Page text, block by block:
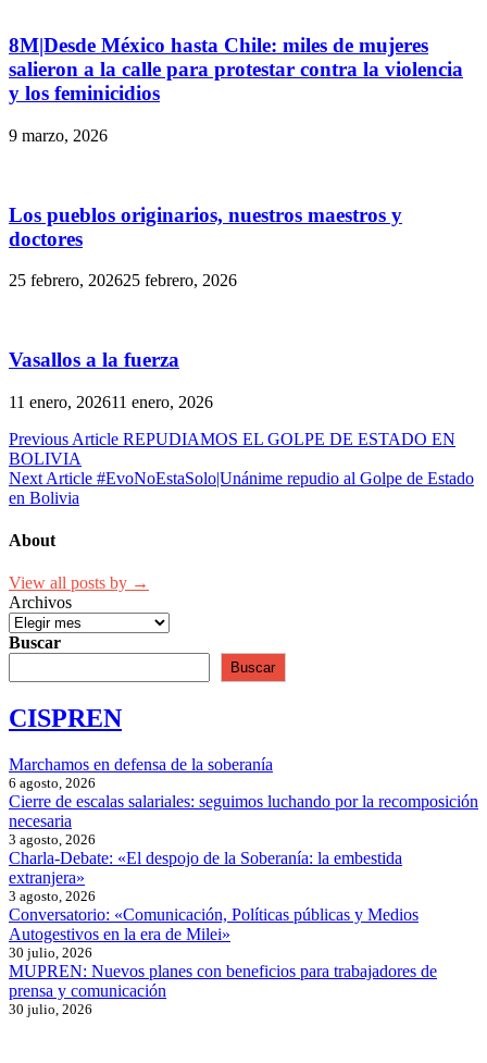
8M|Desde México hasta Chile: miles de mujeres
salieron a la calle para protestar contra la violencia
y los feminicidios
9 marzo, 2026
Los pueblos originarios, nuestros maestros y
doctores
25 febrero, 202625 febrero, 2026
Vasallos a la fuerza
11 enero, 202611 enero, 2026
Navegación
de
entradas
Previous Article REPUDIAMOS EL GOLPE DE ESTADO EN
BOLIVIA
Next Article #EvoNoEstaSolo|Unánime repudio al Golpe de Estado
en Bolivia
About
View all posts by →
Archivos
Buscar
Buscar
CISPREN
Marchamos en defensa de la soberanía
6 agosto, 2026
Cierre de escalas salariales: seguimos luchando por la recomposición
necesaria
3 agosto, 2026
Charla-Debate: «El despojo de la Soberanía: la embestida
extranjera»
3 agosto, 2026
Conversatorio: «Comunicación, Políticas públicas y Medios
Autogestivos en la era de Milei»
30 julio, 2026
MUPREN: Nuevos planes con beneficios para trabajadores de
prensa y comunicación
30 julio, 2026